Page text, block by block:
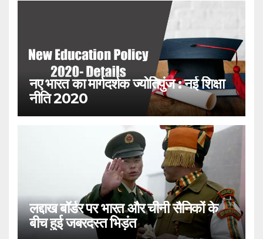
नए भारत का मार्गदर्शक ज्योतिपुंज : नई शिक्षा
नीति 2020
लद्दाख बॉर्डर पर भारत और चीनी सैनिकों के
बीच हुई जबरदस्त भिड़ंत